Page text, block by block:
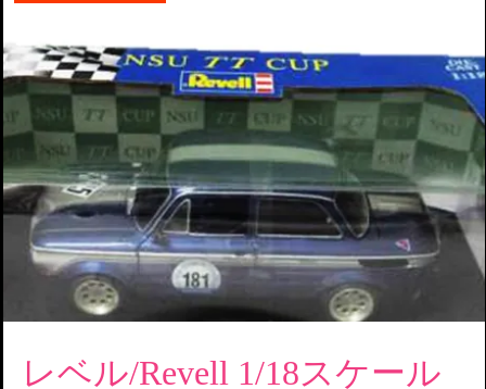
レベル/Revell 1/18スケール